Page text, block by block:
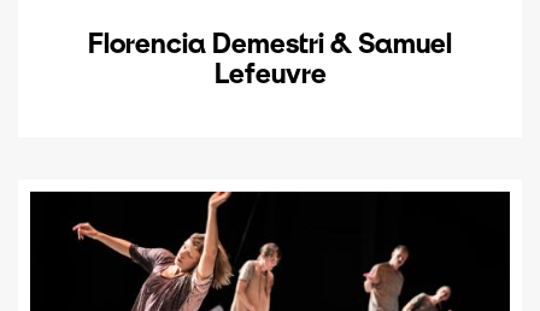
Florencia Demestri & Samuel
Lefeuvre